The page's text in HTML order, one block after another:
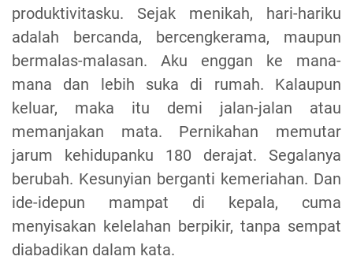
produktivitasku. Sejak menikah, hari-hariku
adalah bercanda, bercengkerama, maupun
bermalas-malasan. Aku enggan ke mana-
mana dan lebih suka di rumah. Kalaupun
keluar, maka itu demi jalan-jalan atau
memanjakan mata. Pernikahan memutar
jarum kehidupanku 180 derajat. Segalanya
berubah. Kesunyian berganti kemeriahan. Dan
ide-idepun mampat di kepala, cuma
menyisakan kelelahan berpikir, tanpa sempat
diabadikan dalam kata.